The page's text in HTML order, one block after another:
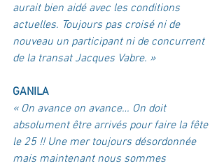
aurait bien aidé avec les conditions
actuelles. Toujours pas croisé ni de
nouveau un participant ni de concurrent
de la transat Jacques Vabre. »
GANILA
« On avance on avance… On doit
absolument être arrivés pour faire la fête
le 25 !! Une mer toujours désordonnée
mais maintenant nous sommes